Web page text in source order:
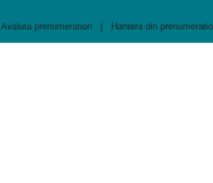
Avsluta prenumeration| Hantera din